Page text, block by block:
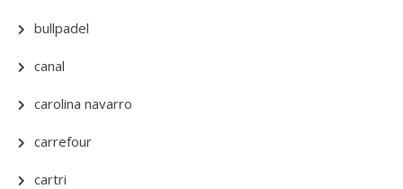
bullpadel
canal
carolina navarro
carrefour
cartri